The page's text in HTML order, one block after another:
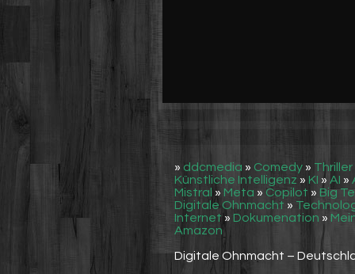
» ddcmedia » Comedy » Thriller
Künstliche Intelligenz » KI » AI »
Mistral » Meta » Copilot » Big
Digitale Ohnmacht »
Internet » Dokumenation »
Amazon
Digitale Ohnmacht –